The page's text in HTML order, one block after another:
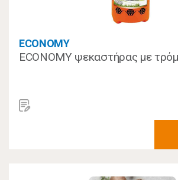
ECONOMY
ECONOMY ψεκαστήρας με